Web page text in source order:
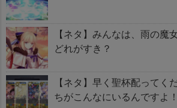
【ネタ】みんなは、雨の魔
どれがすき？
【ネタ】早く聖杯配ってく
ちがこんなにいるんですよ